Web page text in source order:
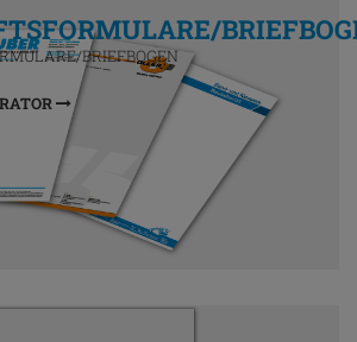
BRIEFBOGEN